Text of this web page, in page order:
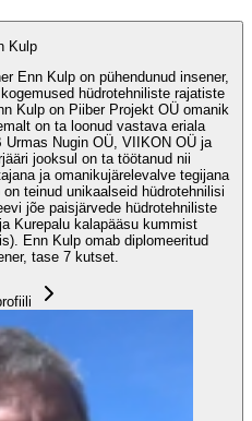
Kulp
Enn Kulp on pühendunud insener,
hüdrotehniliste rajatiste
Kulp on Piiber Projekt OÜ omanik
on ta loonud vastava eriala
Nugin OÜ, VIIKON OÜ ja
jooksul on ta töötanud nii
ja omanikujärelevalve tegijana
teinud unikaalseid hüdrotehnilisi
jõe paisjärvede hüdrotehniliste
Kurepalu kalapääsu kummist
Enn Kulp omab diplomeeritud
tase 7 kutset.